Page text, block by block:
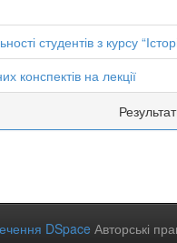
студентів з курсу
конспектів на лекції
DSpace Авторські